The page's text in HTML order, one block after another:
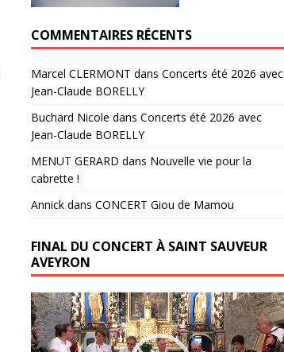
COMMENTAIRES RÉCENTS
Marcel CLERMONT dans Concerts été 2026 avec
Jean-Claude BORELLY
Buchard Nicole dans Concerts été 2026 avec
Jean-Claude BORELLY
MENUT GERARD dans Nouvelle vie pour la
cabrette !
Annickdans CONCERT Giou de Mamou
FINAL DU CONCERT À SAINT SAUVEUR
AVEYRON
Lecteur
vidéo